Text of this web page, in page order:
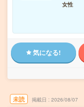
女性
気になる!
未読 掲載日 2026/08/07